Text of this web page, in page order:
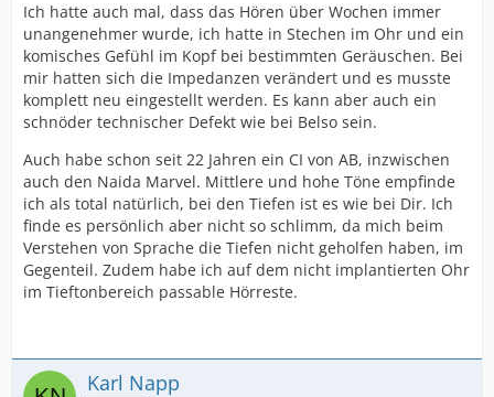
Ich hatte auch mal, dass das Hören über Wochen immer
unangenehmer wurde, ich hatte in Stechen im Ohr und ein
komisches Gefühl im Kopf bei bestimmten Geräuschen. Bei
mir hatten sich die Impedanzen verändert und es musste
komplett neu eingestellt werden. Es kann aber auch ein
schnöder technischer Defekt wie bei Belso sein.
Auch habe schon seit 22 Jahren ein CI von AB, inzwischen
auch den Naida Marvel. Mittlere und hohe Töne empfinde
ich als total natürlich, bei den Tiefen ist es wie bei Dir. Ich
finde es persönlich aber nicht so schlimm, da mich beim
Verstehen von Sprache die Tiefen nicht geholfen haben, im
Gegenteil. Zudem habe ich auf dem nicht implantierten Ohr
im Tieftonbereich passable Hörreste.
Karl Napp